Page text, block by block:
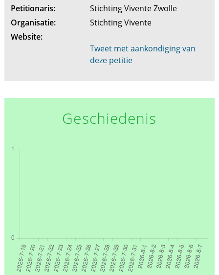
Petitionaris:
Stichting Vivente Zwolle
Organisatie:
Stichting Vivente
Website:
Tweet met aankondiging van
deze petitie
Geschiedenis